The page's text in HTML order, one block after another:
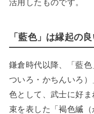
活用したものです。
「藍色」は縁起の
鎌倉時代以降、「藍
ついろ・かちんいろ
色として、武士に好
束を表した「褐色縅